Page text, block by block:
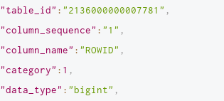
"table_id" : "2136000000007781" ,
"column_sequence" : "1" ,
"column_name" : "ROWID" ,
"category" : 1 ,
"data_type" : "bigint" ,